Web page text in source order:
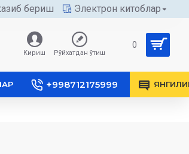
бериш Электрон китоблар
Кириш Рўйхатдан ўтиш
0
+998712175999